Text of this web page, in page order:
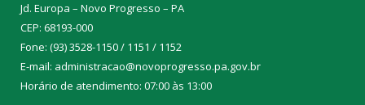
Jd. Europa – Novo Progresso – PA
CEP: 68193-000
Fone: (93) 3528-1150 / 1151 / 1152
E-mail: administracao@novoprogresso.pa.gov.br
Horário de atendimento: 07:00 às 13:00